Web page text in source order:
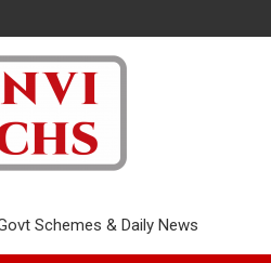
Schemes & Daily News